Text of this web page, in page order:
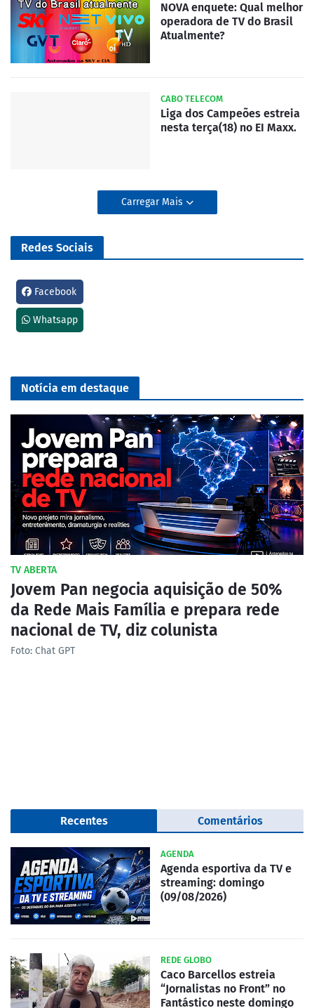
NOVA enquete: Qual melhor
operadora de TV do Brasil
Atualmente?
CABO TELECOM
Liga dos Campeões estreia
nesta terça(18) no EI Maxx.
Carregar Mais
Redes Sociais
Facebook
Whatsapp
Notícia em destaque
TV ABERTA
Jovem Pan negocia aquisição de 50%
da Rede Mais Família e prepara rede
nacional de TV, diz colunista
Foto: Chat GPT
Recentes Comentários
AGENDA
Agenda esportiva da TV e
streaming: domingo
(09/08/2026)
REDE GLOBO
Caco Barcellos estreia
“Jornalistas no Front” no
Fantástico neste domingo